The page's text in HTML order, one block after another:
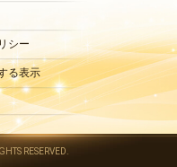
シー
る表示
RESERVED.